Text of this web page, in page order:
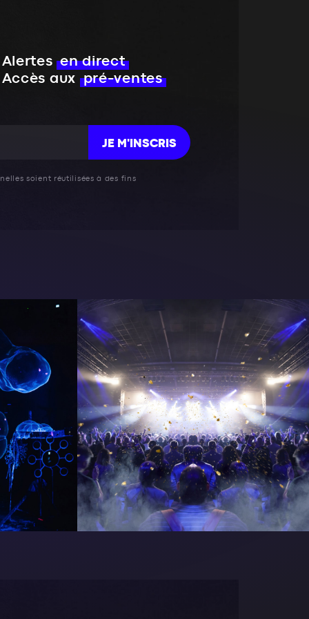
Alertes en direct
Accès aux pré-ventes
JE M'INSCRIS
soient réutilisées à des fins